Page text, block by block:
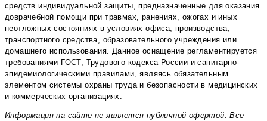
средств индивидуальной защиты, предназначенные для оказания
доврачебной помощи при травмах, ранениях, ожогах и иных
неотложных состояниях в условиях офиса, производства,
транспортного средства, образовательного учреждения или
домашнего использования. Данное оснащение регламентируется
требованиями ГОСТ, Трудового кодекса России и санитарно-
эпидемиологическими правилами, являясь обязательным
элементом системы охраны труда и безопасности в медицинских
и коммерческих организациях.
Информация на сайте не является публичной офертой. Все